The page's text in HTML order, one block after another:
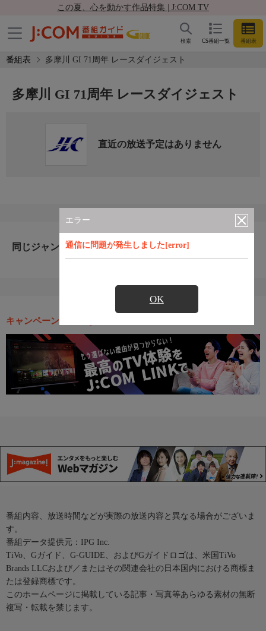
この夏、心を動かす作品特集 | J:COM TV
CS番組一覧 番組表
検索
番組表 多摩川 GI 71周年 レースダイジェスト
エラー
通信に問題が発生しました[error]
OK
多摩川 GI 71周年 レースダイジェスト
直近の放送予定はありません
同じジャンルのおすすめ番組
キャンペーン・お得な情報
番組内容、放送時間などが実際の放送内容と異なる場合がございま
す。
番組データ提供元：IPG Inc.
TiVo、Gガイド、G-GUIDE、およびGガイドロゴは、米国TiVo
Brands LLCおよび／またはその関連会社の日本国内における商標ま
たは登録商標です。
このホームページに掲載している記事・写真等あらゆる素材の無断
複写・転載を禁じます。